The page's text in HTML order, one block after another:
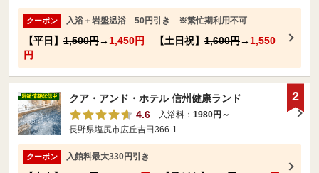
クーポン 入浴＋岩盤温浴 50円引き ※繁忙期利用不可
【平日】 1,500円→ 1,450円 【土日祝】 1,600円→ 1,550
円
クア・アンド・ホテル 信州健康ランド
4.6
入浴料： 1980円～
長野県塩尻市広丘吉田366-1
クーポン 入館料最大330円引き
2